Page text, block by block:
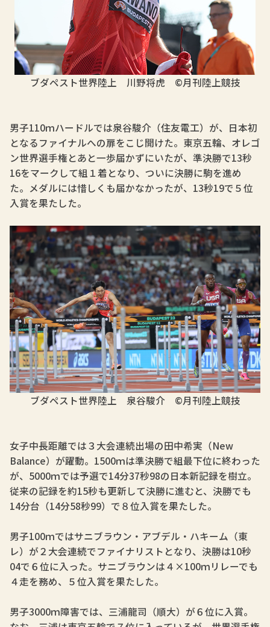
ブダペスト世界陸上 川野将虎 ©月刊陸上競技
男子110ｍハードルでは泉谷駿介（住友電工）が、日本初
となるファイナルへの扉をこじ開けた。東京五輪、オレゴ
ン世界選手権とあと一歩届かずにいたが、準決勝で13秒
16をマークして組１着となり、ついに決勝に駒を進め
た。メダルには惜しくも届かなかったが、13秒19で５位
入賞を果たした。
ブダペスト世界陸上 泉谷駿介©月刊陸上競技
女子中長距離では３大会連続出場の田中希実（New
Balance）が躍動。1500ｍは準決勝で組最下位に終わった
が、5000ｍでは予選で14分37秒98の日本新記録を樹立。
従来の記録を約15秒も更新して決勝に進むと、決勝でも
14分台（14分58秒99）で８位入賞を果たした。
男子100ｍではサニブラウン・アブデル・ハキーム（東
レ）が２大会連続でファイナリストとなり、決勝は10秒
04で６位に入った。サニブラウンは４×100ｍリレーでも
４走を務め、５位入賞を果たした。
男子3000ｍ障害では、三浦龍司（順大）が６位に入賞。